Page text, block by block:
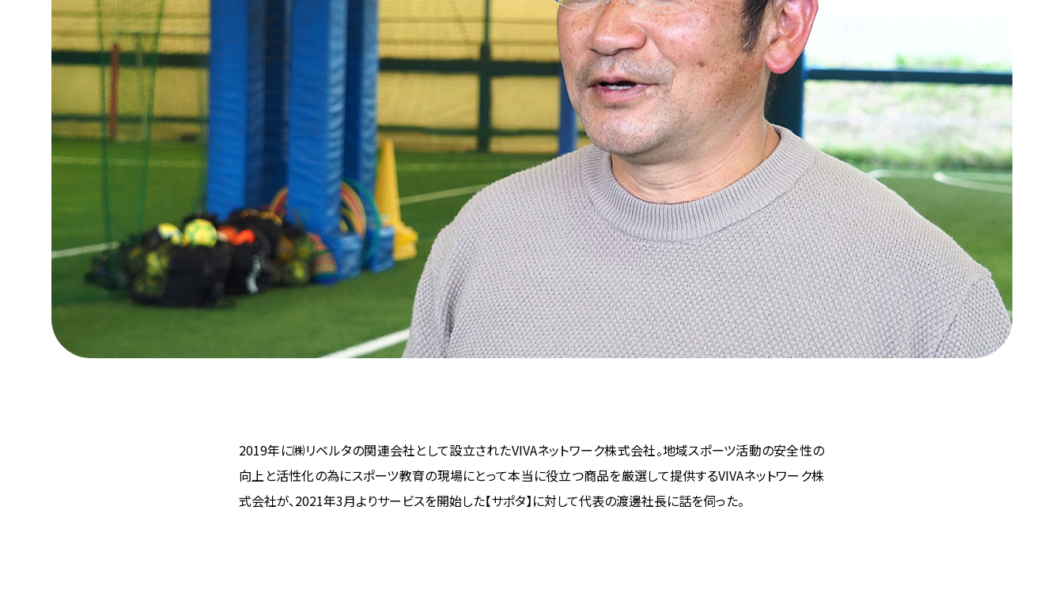
2019年に㈱リベルタの関連会社として設立されたVIVAネットワーク株式会社。地域スポーツ活動の安全性の
向上と活性化の為にスポーツ教育の現場にとって本当に役立つ商品を厳選して提供するVIVAネットワーク株
式会社が、2021年3月よりサービスを開始した【サポタ】に対して代表の渡邊社長に話を伺った。